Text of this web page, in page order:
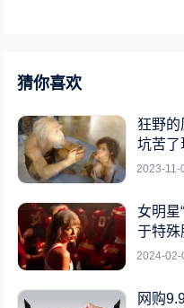
猜你喜欢
狂野
坑苦了
2023-11-
女明星
于特殊
2024-02-
网购